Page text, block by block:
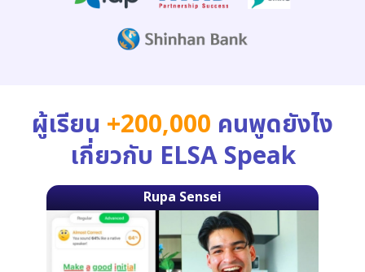
ผู้เรียน +200,000 คนพูดยังไง
เกี่ยวกับ ELSA Speak
Rupa Sensei